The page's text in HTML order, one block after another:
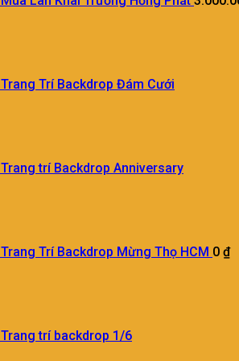
Trang Trí Backdrop Đám Cưới
Trang trí Backdrop Anniversary
Trang Trí Backdrop Mừng Thọ HCM 0 ₫
Trang trí backdrop 1/6